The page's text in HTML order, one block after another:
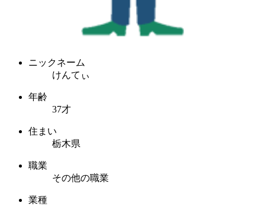
ニックネーム
けんてぃ
年齢
37才
住まい
栃木県
職業
その他の職業
業種